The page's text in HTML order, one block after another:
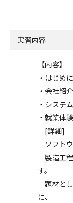
実習内容
【内容】
・はじめに
・会社紹介
・システ
・就業体
[詳細]
ソフト
製造工
す。
題材と
に、